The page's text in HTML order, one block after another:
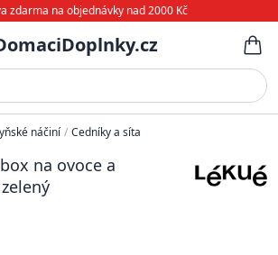
zdarma na objednávky nad 2000 Kč
náčiní / Cedníky a síta
na ovoce a